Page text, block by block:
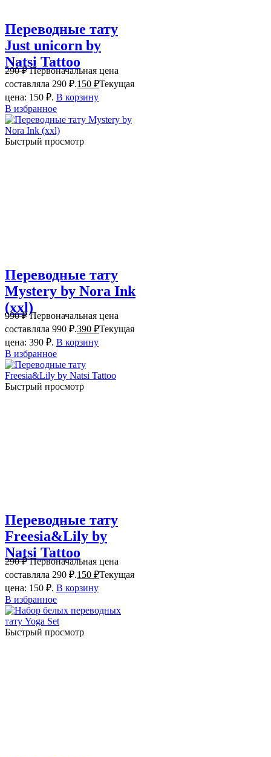
Переводные тату
Just unicorn by
Natsi Tattoo
290₽ Первоначальная цена
составляла 290 ₽.150 ₽Текущая
цена: 150 ₽. В корзину
В избранное
Быстрый просмотр
Переводные тату
Mystery by Nora Ink
(xxl)
990₽ Первоначальная цена
составляла 990 ₽.390 ₽Текущая
цена: 390 ₽. В корзину
В избранное
Быстрый просмотр
Переводные тату
Freesia&Lily by
Natsi Tattoo
290₽ Первоначальная цена
составляла 290 ₽.150 ₽Текущая
цена: 150 ₽. В корзину
В избранное
Быстрый просмотр